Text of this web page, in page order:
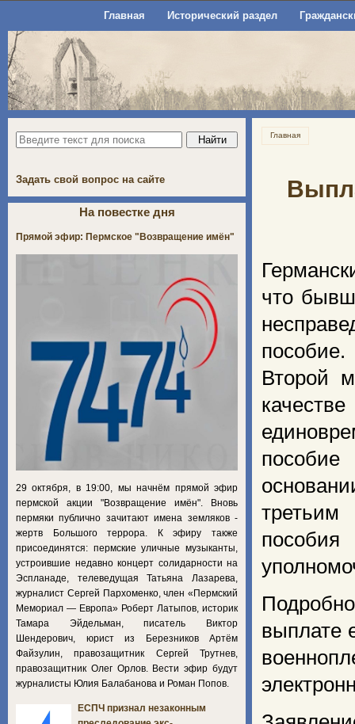
Главная Исторический раздел
Главная
что
Второй
выплате
Задать свой вопрос на сайте
На повестке дня
Прямой эфир: Пермское "Возвращение имён"
29 октября, в 19:00, мы начнём прямой эфир
пермской акции "Возвращение имён". Вновь
пермяки публично зачитают имена земляков -
жертв Большого террора. К эфиру также
присоединятся: пермские уличные музыканты,
устроившие недавно концерт солидарности на
Эспланаде, телеведущая Татьяна Лазарева,
журналист Сергей Пархоменко, член «Пермский
Мемориал — Европа» Роберт Латыпов, историк
Тамара Эйдельман, писатель Виктор
Шендерович, юрист из Березников Артём
Файзулин, правозащитник Сергей Трутнев,
правозащитник Олег Орлов. Вести эфир будут
журналисты Юлия Балабанова и Роман Попов.
ЕСПЧ признал незаконным